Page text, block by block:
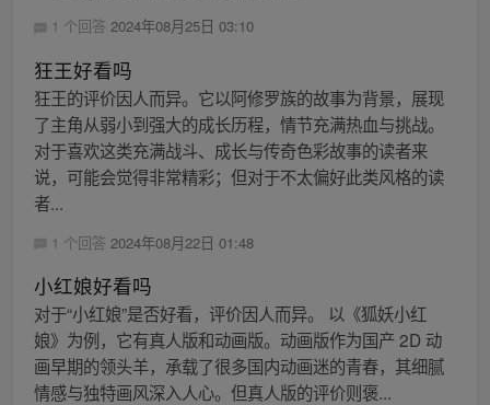
1 个回答 2024年08月25日 03:10
狂王好看吗
狂王的评价因人而异。它以阿修罗族的故事为背景，展现
了主角从弱小到强大的成长历程，情节充满热血与挑战。
对于喜欢这类充满战斗、成长与传奇色彩故事的读者来
说，可能会觉得非常精彩；但对于不太偏好此类风格的读
者...
1 个回答 2024年08月22日 01:48
小红娘好看吗
对于“小红娘”是否好看，评价因人而异。 以《狐妖小红
娘》为例，它有真人版和动画版。动画版作为国产 2D 动
画早期的领头羊，承载了很多国内动画迷的青春，其细腻
情感与独特画风深入人心。但真人版的评价则褒...